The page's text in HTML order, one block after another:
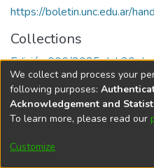
https://boletin.unc.edu.ar/
Collections
Edición 006/2025 del 30 de
Universidad
We collect and process your
following purposes:
Acknowledgement and
To learn more, please read our
Customize